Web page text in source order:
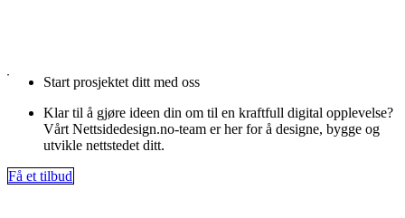
Start prosjektet ditt med oss
Klar til å gjøre ideen din om til en kraftfull digital opplevelse?
Vårt Nettsidedesign.no-team er her for å designe, bygge og
utvikle nettstedet ditt.
Få et tilbud